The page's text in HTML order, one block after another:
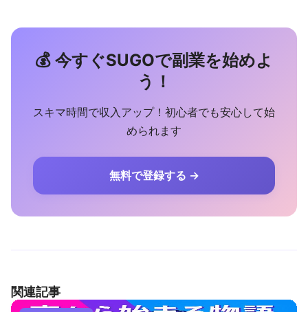
💰 今すぐSUGOで副業を始めよ
う！
スキマ時間で収入アップ！初心者でも安心して始
められます
無料で登録する →
関連記事